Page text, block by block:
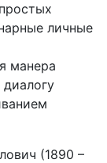
личные
манера
(1890 –